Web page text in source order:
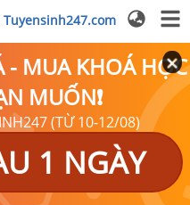
- MUA KHOÁ HỌC
MUỐN❗
(TỪ 10-12/08)
1 NGÀY